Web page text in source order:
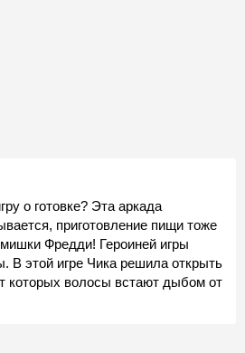
о готовке? Эта аркада
приготовление пищи тоже
Фредди! Героиней игры
В этой игре Чика решила открыть
которых волосы встают дыбом от